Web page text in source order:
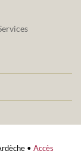
•Accès